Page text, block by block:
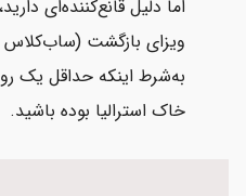
خاک استرالیا بوده باشید.